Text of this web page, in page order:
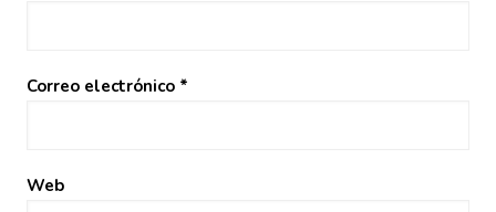
Correo electrónico *
Web